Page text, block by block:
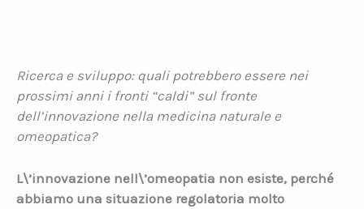
Ricerca e sviluppo: quali potrebbero essere nei
prossimi anni i fronti “caldi” sul fronte
dell’innovazione nella medicina naturale e
omeopatica?
L\’innovazione nell\’omeopatia non esiste, perché
abbiamo una situazione regolatoria molto